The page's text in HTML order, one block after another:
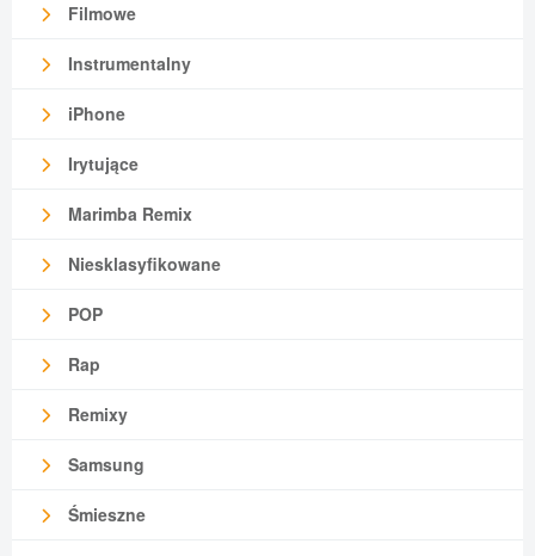
Filmowe
Instrumentalny
iPhone
Irytujące
Marimba Remix
Niesklasyfikowane
POP
Rap
Remixy
Samsung
Śmieszne